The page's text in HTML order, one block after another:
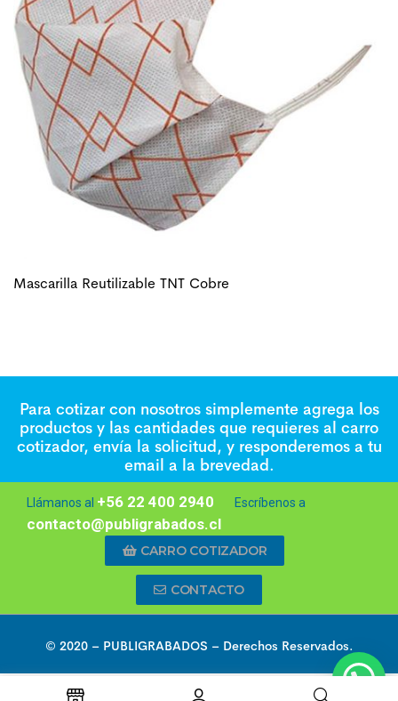
Mascarilla Reutilizable TNT Cobre
Para cotizar con nosotros simplemente agrega los
productos y las cantidades que requieres al carro
cotizador, envía la solicitud, y responderemos a tu
email a la brevedad.
Llámanos al +56 22 400 2940 Escríbenos a
contacto@publigrabados.cl
CARRO COTIZADOR
CONTACTO
© 2020 – PUBLIGRABADOS – Derechos Reservados.